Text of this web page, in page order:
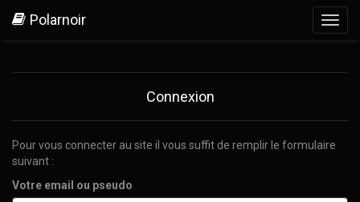
Polarnoir
Connexion
Pour vous connecter au site il vous suffit de remplir le formulaire
suivant :
Votre email ou pseudo